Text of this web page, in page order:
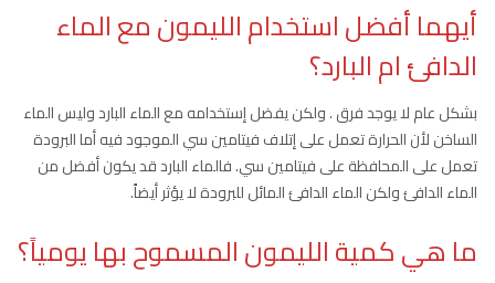
أيهما أفضل استخدام الليمون مع الماء
الدافئ ام البارد؟
بشكل عام لا يوجد فرق . ولكن يفضل إستخدامه مع الماء البارد وليس الماء
الساخن لأن الحرارة تعمل على إتلاف فيتامين سي الموجود فيه أما البرودة
تعمل على المحافظة على فيتامين سي. فالماء البارد قد يكون أفضل من
الماء الدافئ ولكن الماء الدافئ المائل للبرودة لا يؤثر أيضاً.
ما هي كمية الليمون المسموح بها يومياً؟